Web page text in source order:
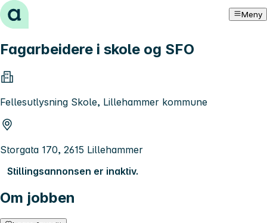
Hopp til innhold Meny
Fagarbeidere i skole og SFO
Fellesutlysning Skole, Lillehammer kommune
Storgata 170, 2615 Lillehammer
Stillingsannonsen er inaktiv.
Om jobben